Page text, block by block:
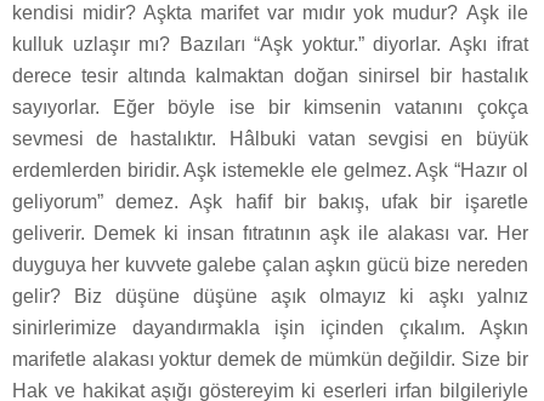
kendisi midir? Aşkta marifet var mıdır yok mudur? Aşk ile
kulluk uzlaşır mı? Bazıları “Aşk yoktur.” diyorlar. Aşkı ifrat
derece tesir altında kalmaktan doğan sinirsel bir hastalık
sayıyorlar. Eğer böyle ise bir kimsenin vatanını çokça
sevmesi de hastalıktır. Hâlbuki vatan sevgisi en büyük
erdemlerden biridir. Aşk istemekle ele gelmez. Aşk “Hazır ol
geliyorum” demez. Aşk hafif bir bakış, ufak bir işaretle
geliverir. Demek ki insan fıtratının aşk ile alakası var. Her
duyguya her kuvvete galebe çalan aşkın gücü bize nereden
gelir? Biz düşüne düşüne aşık olmayız ki aşkı yalnız
sinirlerimize dayandırmakla işin içinden çıkalım. Aşkın
marifetle alakası yoktur demek de mümkün değildir. Size bir
Hak ve hakikat aşığı göstereyim ki eserleri irfan bilgileriyle